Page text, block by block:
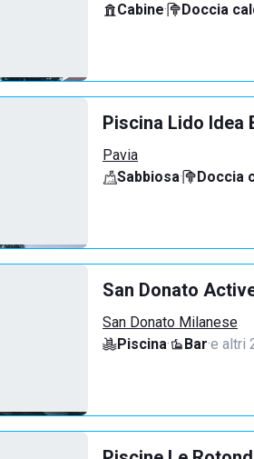
Cabine· Doccia
Piscina Lido Idea
Pavia
Sabbiosa· Doccia
San Donato
San Donato Milanese
Piscina· Bar·e altri